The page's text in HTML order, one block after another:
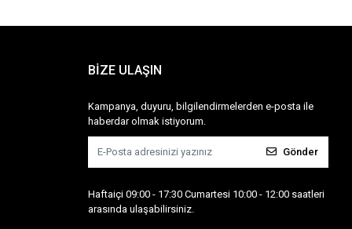
BİZE ULAŞIN
Kampanya, duyuru, bilgilendirmelerden e-posta ile
haberdar olmak istiyorum.
Gönder
Haftaiçi 09:00 - 17:30 Cumartesi 10:00 - 12:00 saatleri
arasında ulaşabilirsiniz.